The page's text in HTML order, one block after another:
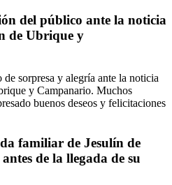
del público ante la noticia
de Ubrique y
sorpresa y alegría ante la noticia
y Campanario. Muchos
buenos deseos y felicitaciones
familiar de Jesulín de
de la llegada de su